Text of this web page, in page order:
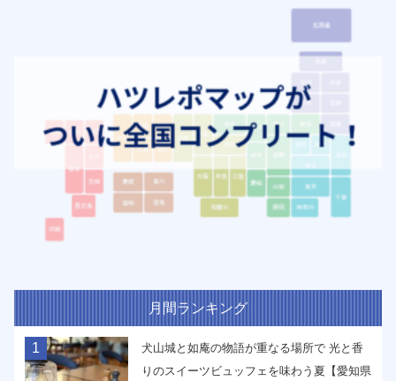
月間ランキング
1
犬山城と如庵の物語が重なる場所で 光と香
りのスイーツビュッフェを味わう夏【愛知県